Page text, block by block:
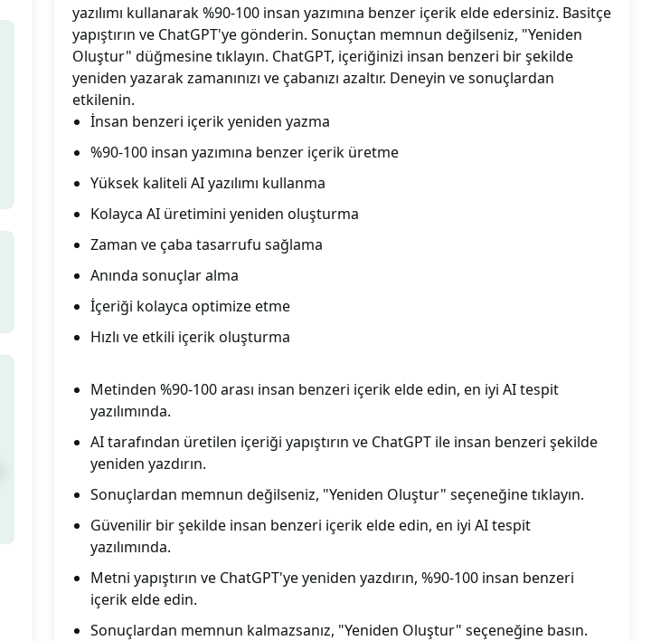
yazılımı kullanarak %90-100 insan yazımına benzer içerik elde edersiniz. Basitçe
yapıştırın ve ChatGPT'ye gönderin. Sonuçtan memnun değilseniz, "Yeniden
Oluştur" düğmesine tıklayın. ChatGPT, içeriğinizi insan benzeri bir şekilde
yeniden yazarak zamanınızı ve çabanızı azaltır. Deneyin ve sonuçlardan
etkilenin.
İnsan benzeri içerik yeniden yazma
%90-100 insan yazımına benzer içerik üretme
Yüksek kaliteli AI yazılımı kullanma
Kolayca AI üretimini yeniden oluşturma
Zaman ve çaba tasarrufu sağlama
Anında sonuçlar alma
İçeriği kolayca optimize etme
Hızlı ve etkili içerik oluşturma
Metinden %90-100 arası insan benzeri içerik elde edin, en iyi AI tespit
yazılımında.
AI tarafından üretilen içeriği yapıştırın ve ChatGPT ile insan benzeri şekilde
yeniden yazdırın.
Sonuçlardan memnun değilseniz, "Yeniden Oluştur" seçeneğine tıklayın.
Güvenilir bir şekilde insan benzeri içerik elde edin, en iyi AI tespit
yazılımında.
Metni yapıştırın ve ChatGPT'ye yeniden yazdırın, %90-100 insan benzeri
içerik elde edin.
Sonuçlardan memnun kalmazsanız, "Yeniden Oluştur" seçeneğine basın.